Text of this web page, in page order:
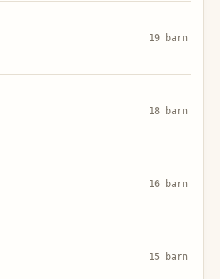
19 barn
18 barn
16 barn
15 barn